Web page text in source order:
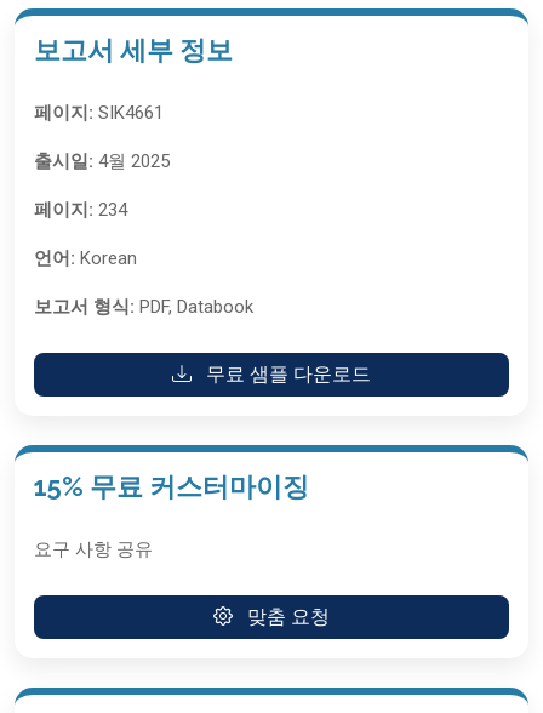
보고서 세부 정보
페이지: SIK4661
출시일: 4월 2025
페이지: 234
언어: Korean
보고서 형식: PDF, Databook
무료 샘플 다운로드
15% 무료 커스터마이징
요구 사항 공유
맞춤 요청